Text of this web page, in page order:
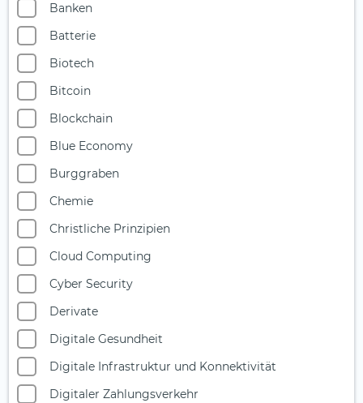
Banken
Batterie
Biotech
Bitcoin
Blockchain
Blue Economy
Burggraben
Chemie
Christliche Prinzipien
Cloud Computing
Cyber Security
Derivate
Digitale Gesundheit
Digitale Infrastruktur und Konnektivität
Digitaler Zahlungsverkehr